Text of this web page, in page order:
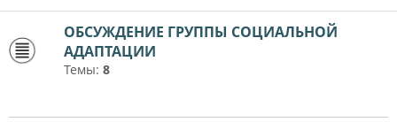
ОБСУЖДЕНИЕ ГРУППЫ СОЦИАЛЬНОЙ
АДАПТАЦИИ
Темы: 8